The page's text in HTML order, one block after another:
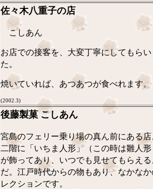
佐々木八重子の店
こしあん
お店での接客を、大変丁寧にしてもら
た。
焼いていれば、あつあつが食べれます。
(2002.3)
後藤製菓 こしあん
宮島のフェリー乗り場の真ん前にある
二階に「いちま人形」（この時は雛人
が飾ってあり、いつでも見せてもらえ
だ。江戸時代からの物もあり、なかな
レクションです。